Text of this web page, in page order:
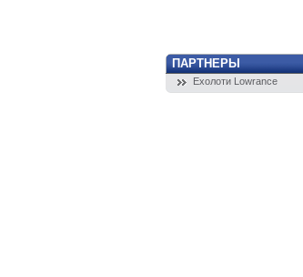
ПАРТНЕРЫ
Ехолоти Lowrance